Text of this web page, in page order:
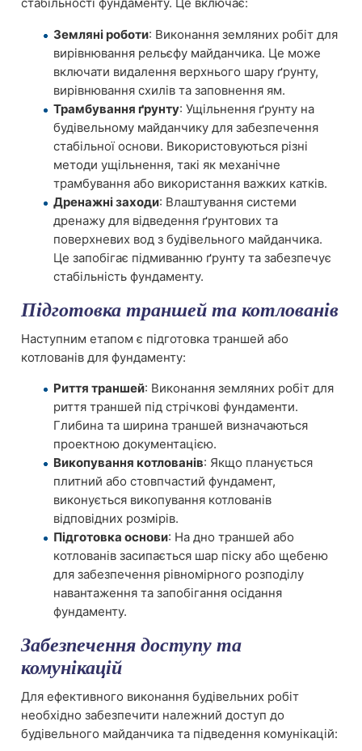
Земляні роботи: Виконання земляних робіт для
вирівнювання рельєфу майданчика. Це може
включати видалення верхнього шару ґрунту,
вирівнювання схилів та заповнення ям.
Трамбування ґрунту: Ущільнення ґрунту на
будівельному майданчику для забезпечення
стабільної основи. Використовуються різні
методи ущільнення, такі як механічне
трамбування або використання важких катків.
Дренажні заходи: Влаштування системи
дренажу для відведення ґрунтових та
поверхневих вод з будівельного майданчика.
Це запобігає підмиванню ґрунту та забезпечує
стабільність фундаменту.
Підготовка траншей та котлованів
Наступним етапом є підготовка траншей або
котлованів для фундаменту:
Риття траншей: Виконання земляних робіт для
риття траншей під стрічкові фундаменти.
Глибина та ширина траншей визначаються
проектною документацією.
Викопування котлованів: Якщо планується
плитний або стовпчастий фундамент,
виконується викопування котлованів
відповідних розмірів.
Підготовка основи: На дно траншей або
котлованів засипається шар піску або щебеню
для забезпечення рівномірного розподілу
навантаження та запобігання осідання
фундаменту.
Забезпечення доступу та
комунікацій
Для ефективного виконання будівельних робіт
необхідно забезпечити належний доступ до
будівельного майданчика та підведення комунікацій: